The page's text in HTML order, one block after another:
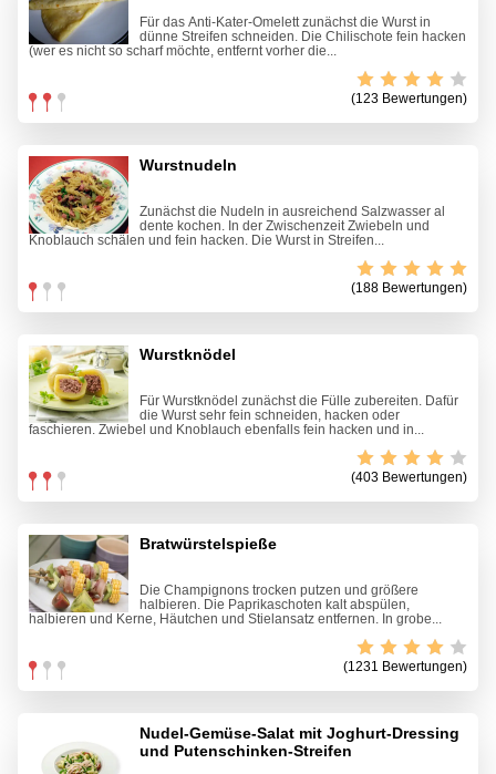
Für das Anti-Kater-Omelett zunächst die Wurst in
dünne Streifen schneiden. Die Chilischote fein hacken
(wer es nicht so scharf möchte, entfernt vorher die...
(123 Bewertungen)
Wurstnudeln
Zunächst die Nudeln in ausreichend Salzwasser al
dente kochen. In der Zwischenzeit Zwiebeln und
Knoblauch schälen und fein hacken. Die Wurst in Streifen...
(188 Bewertungen)
Wurstknödel
Für Wurstknödel zunächst die Fülle zubereiten. Dafür
die Wurst sehr fein schneiden, hacken oder
faschieren. Zwiebel und Knoblauch ebenfalls fein hacken und in...
(403 Bewertungen)
Bratwürstelspieße
Die Champignons trocken putzen und größere
halbieren. Die Paprikaschoten kalt abspülen,
halbieren und Kerne, Häutchen und Stielansatz entfernen. In grobe...
(1231 Bewertungen)
Nudel-Gemüse-Salat mit Joghurt-Dressing
und Putenschinken-Streifen